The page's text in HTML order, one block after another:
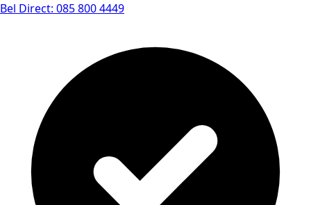
Bel Direct: 085 800 4449